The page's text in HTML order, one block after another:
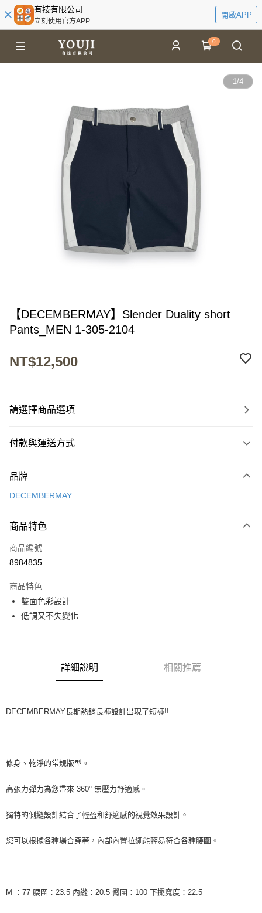
有技有限公司
立刻使用官方APP
開啟APP
0
1/4
【DECEMBERMAY】Slender Duality short
Pants_MEN 1-305-2104
NT$12,500
請選擇商品選項
付款與運送方式
信用卡一次付款
LINE Pay
Apple Pay
全盈+PAY
ATM付款
每筆NT$60
每筆NT$60
宅配
品牌
DECEMBERMAY
商品特色
商品編號
8984835
商品特色
雙面色彩設計
低調又不失變化
詳細說明 相關推薦
DECEMBERMAY長期熱銷長褲設計出現了短褲!!
修身、乾淨的常規版型。
高張力彈力為您帶來 360° 無壓力舒適感。
獨特的側縫設計結合了輕盈和舒適感的視覺效果設計。
您可以根據各種場合穿著，內部內置拉繩能輕易符合各種腰圍。
M ：77 腰圍：23.5 內縫：20.5 臀圍：100 下擺寬度：22.5